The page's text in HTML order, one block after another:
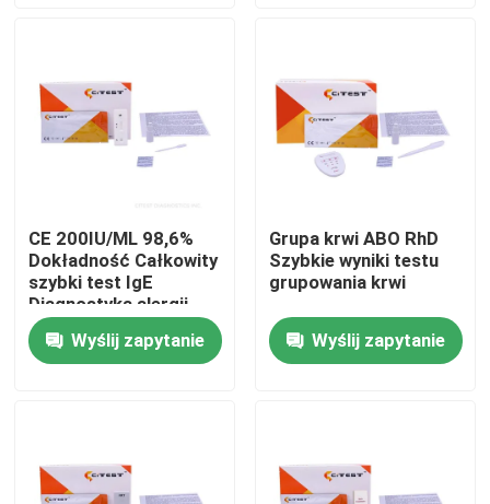
Wycieczka po fabryce
Kontrola jakości
Aktualności
Zestaw do szybkiego testu antygenu Covid 19
Zestaw testowy zdrowia kobiet
CE 200IU/ML 98,6%
Dokładność Całkowity
szybki test IgE
Diagnostyka alergii
Wyślij zapytanie
Grupa krwi ABO RhD
Szybkie wyniki testu
grupowania krwi
Wyślij zapytanie